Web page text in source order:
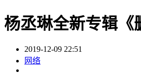
杨丞琳全新专辑《
2019-12-09 22:51
网络